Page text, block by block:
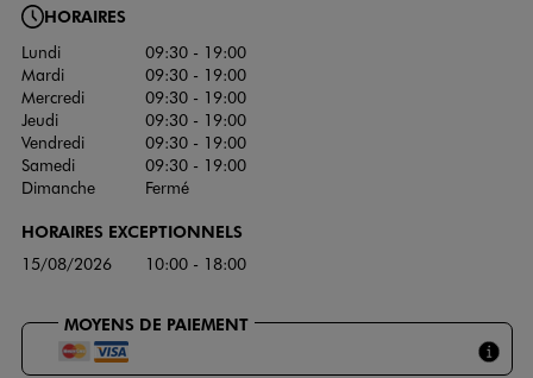
HORAIRES
Lundi
09:30 - 19:00
Mardi
09:30 - 19:00
Mercredi
09:30 - 19:00
Jeudi
09:30 - 19:00
Vendredi
09:30 - 19:00
Samedi
09:30 - 19:00
Dimanche
Fermé
HORAIRES EXCEPTIONNELS
15/08/2026 10:00 - 18:00
MOYENS DE PAIEMENT